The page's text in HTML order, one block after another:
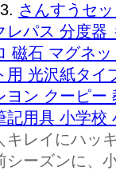
さんすうセ
レパス 分度器
磁石 マグネ
用 光沢紙タ
ヨン クーピー
記用具 小学校
キレイにハッ
シーズンに、